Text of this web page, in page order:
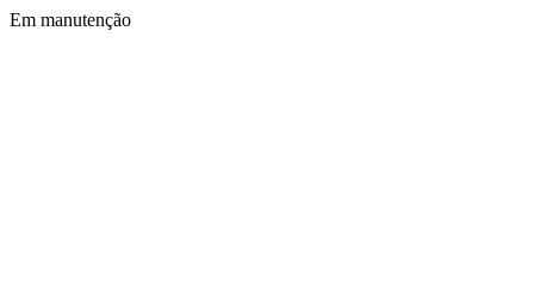
Em manutenção